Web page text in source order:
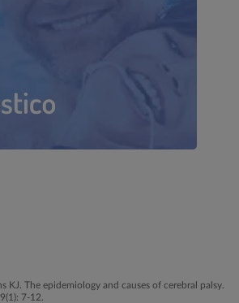
KJ. The epidemiology and causes of cerebral palsy.
7-12.